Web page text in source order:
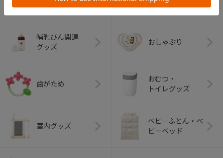
（子守帯）
哺乳びん関連
グッズ
おしゃぶり
歯がため
おむつ・
トイレグッズ
室内グッズ
ベビーふとん・ベ
ビーベッド